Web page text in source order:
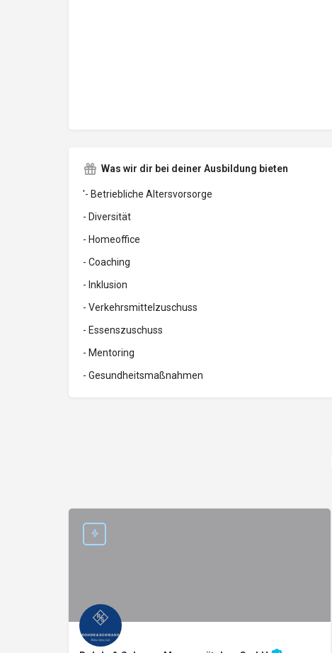
Was wir dir bei deiner Ausbildung bieten
'- Betriebliche Altersvorsorge
- Diversität
- Homeoffice
- Coaching
- Inklusion
- Verkehrsmittelzuschuss
- Essenszuschuss
- Mentoring
- Gesundheitsmaßnahmen